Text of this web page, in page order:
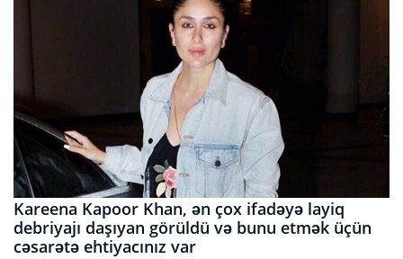
Kareena Kapoor Khan, ən çox ifadəyə layiq
debriyajı daşıyan görüldü və bunu etmək üçün
cəsarətə ehtiyacınız var